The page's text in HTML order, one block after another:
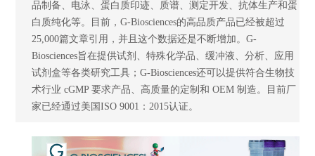
品制备、电泳、蛋白质印迹、质谱、测定开发、抗体生产和蛋
白质纯化等。目前，G-Biosciences的高品质产品已经被超过
25,000篇文章引用，并且这个数据还是不断增加。G-
Biosciences旨在提供试剂、特殊化学品、缓冲液、分析、应用
试剂盒等各类研究工具；G-Biosciences还可以提供符合生物技
术行业 cGMP 要求产品、高质量的定制和 OEM 制造。目前厂
家已经通过美国ISO 9001：2015认证。